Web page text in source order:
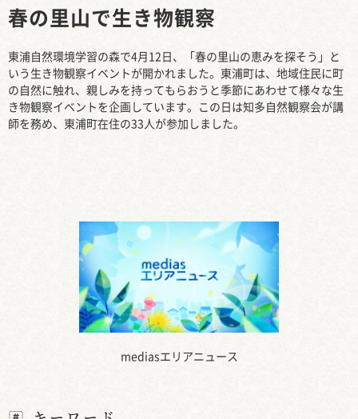
mediasエリアニュース
春の里山で生き物観察
東浦自然環境学習の森で4月12日、「春の里山の恵みを探そう」と
いう生き物観察イベントが開かれました。東浦町は、地域住民に町
の自然に触れ、親しみを持ってもらおうと季節にあわせて様々な生
き物観察イベントを企画しています。この日は知多自然観察会が講
師を務め、東浦町在住の33人が参加しました。